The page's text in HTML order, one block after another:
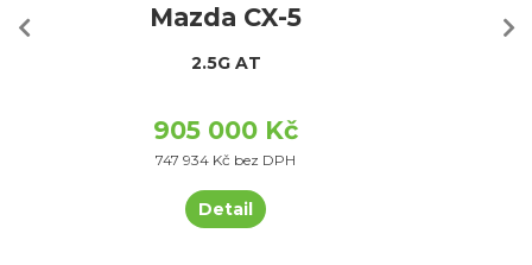
Mazda CX-5
2.5G AT
905 000 Kč
747 934 Kč bez DPH
Detail